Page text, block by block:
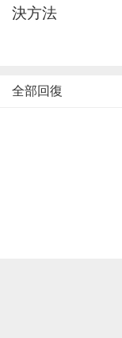
決方法
全部回復